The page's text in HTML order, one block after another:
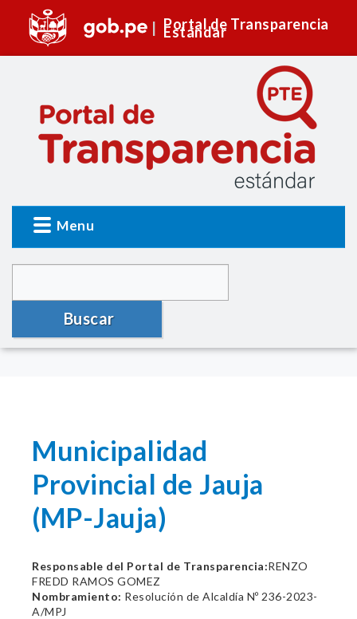
Portal de Transparencia
Estándar
Menu
Buscar
Municipalidad
Provincial de Jauja
(MP-Jauja)
Responsable del Portal de Transparencia:RENZO
FREDD RAMOS GOMEZ
Nombramiento: Resolución de Alcaldía Nº 236-2023-
A/MPJ